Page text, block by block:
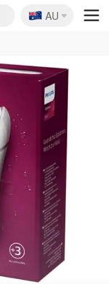
🇦🇺
AU